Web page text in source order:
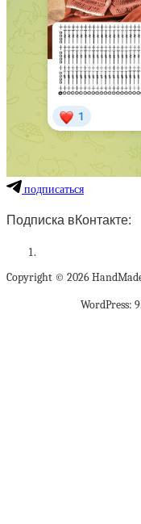
подписаться
Подписка вКонтакте:
Copyright © 2026
WordPress: